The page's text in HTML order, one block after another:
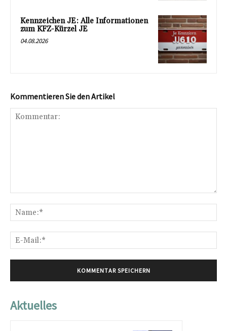
Kennzeichen JE: Alle Informationen
zum KFZ-Kürzel JE
04.08.2026
Kommentieren Sie den Artikel
Aktuelles